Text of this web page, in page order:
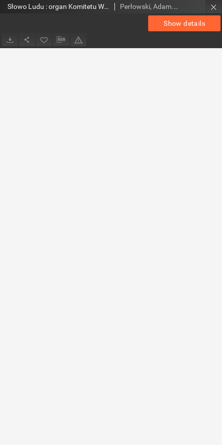
Show details
Słowo Ludu : organ Komitetu Wojewódzkiego Polskiej Zjednoczonej Partii Robotniczej, 1983, R.XXXV, nr 35 Perłowski, Adam. Red.